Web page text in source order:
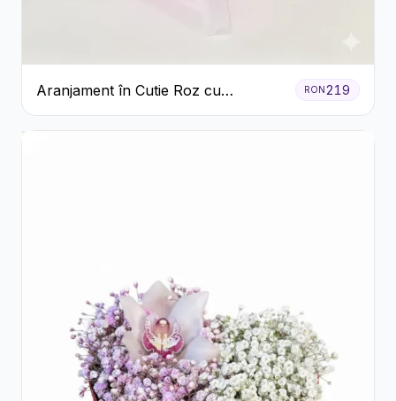
Aranjament în Cutie Roz cu
Crizanteme Albe și Lila
RON 219